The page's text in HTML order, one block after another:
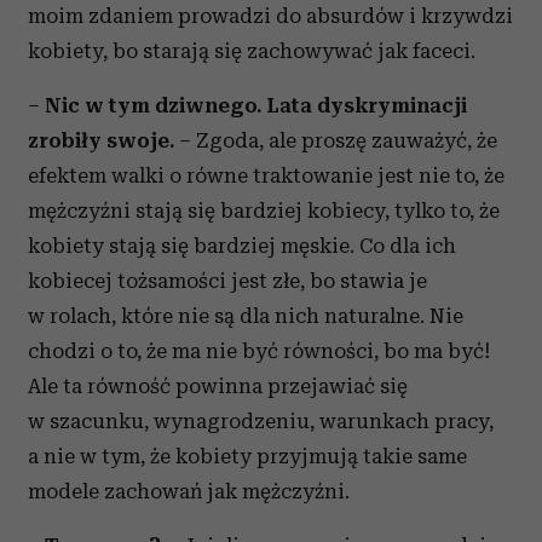
moim zdaniem prowadzi do absurdów i krzywdzi
kobiety, bo starają się zachowywać jak faceci.
– Nic w tym dziwnego. Lata dyskryminacji
zrobiły swoje. – Zgoda, ale proszę zauważyć, że
efektem walki o równe traktowanie jest nie to, że
mężczyźni stają się bardziej kobiecy, tylko to, że
kobiety stają się bardziej męskie. Co dla ich
kobiecej tożsamości jest złe, bo stawia je
w rolach, które nie są dla nich naturalne. Nie
chodzi o to, że ma nie być równości, bo ma być!
Ale ta równość powinna przejawiać się
w szacunku, wynagrodzeniu, warunkach pracy,
a nie w tym, że kobiety przyjmują takie same
modele zachowań jak mężczyźni.